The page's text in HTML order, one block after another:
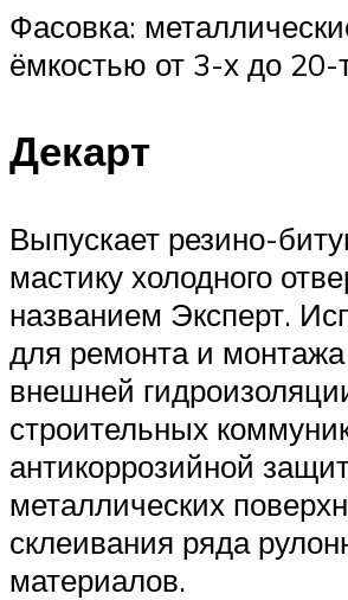
Фасовка:
ёмкостью от 3-х до 20-
Декарт
Выпускает резино-
мастику холодного
названием Эксперт.
для ремонта и монтажа
внешней
строительных
антикоррозийной
металлических
склеивания ряда
материалов.